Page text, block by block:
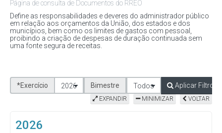
Página de consulta de Documentos do RREO
Define as responsabilidades e deveres do administrador público
em relação aos orçamentos da União, dos estados e dos
municípios, bem como os limites de gastos com pessoal,
proibindo a criação de despesas de duração continuada sem
uma fonte segura de receitas.
*Exercício 2026 Bimestre Todos Aplicar Filtro
EXPANDIR MINIMIZAR VOLTAR
2026